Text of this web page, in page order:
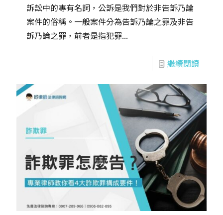
訴訟中的專有名詞，公訴是我們對於非告訴乃論
案件的俗稱。一般案件分為告訴乃論之罪及非告
訴乃論之罪，前者是指犯罪...
繼續閱讀